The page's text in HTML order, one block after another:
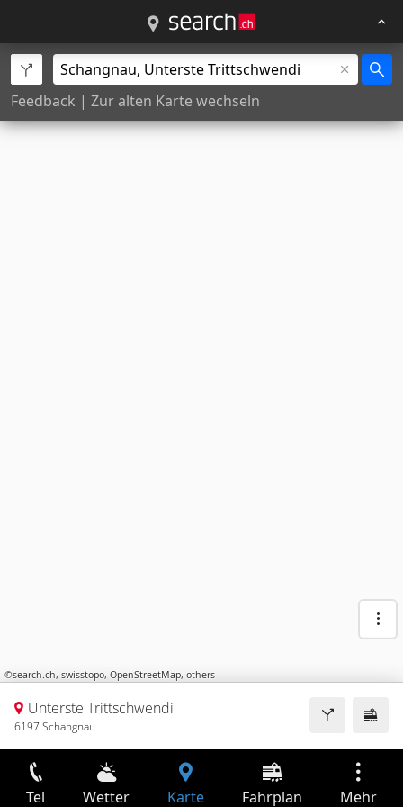
Feedback | Zur alten Karte wechseln
©search.ch, swisstopo, OpenStreetMap, others
Unterste Trittschwendi
6197 Schangnau
Tel Wetter Karte Fahrplan Mehr